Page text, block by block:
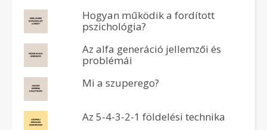
Hogyan működik a fordított
pszichológia?
Az alfa generáció jellemzői és
problémái
Mi a szuperego?
Az 5-4-3-2-1 földelési technika